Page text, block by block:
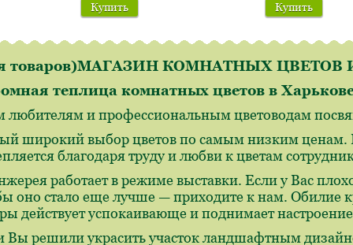
Купить Купить
товаров)МАГАЗИН КОМНАТНЫХ
теплица комнатных цветов в
любителям и профессиональным цветоводам
широкий выбор цветов по самым низким ценам.
благодаря труду и любви к цветам
работает в режиме выставки. Если у Вас
оно стало еще лучше — приходите к нам. Обилие
действует успокаивающе и поднимает
Вы решили украсить участок ландшафтным